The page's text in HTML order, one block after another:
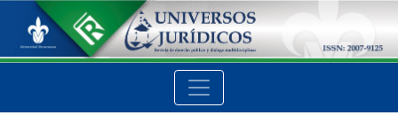
La abogacía colaborativa en México: inserción y desafíos